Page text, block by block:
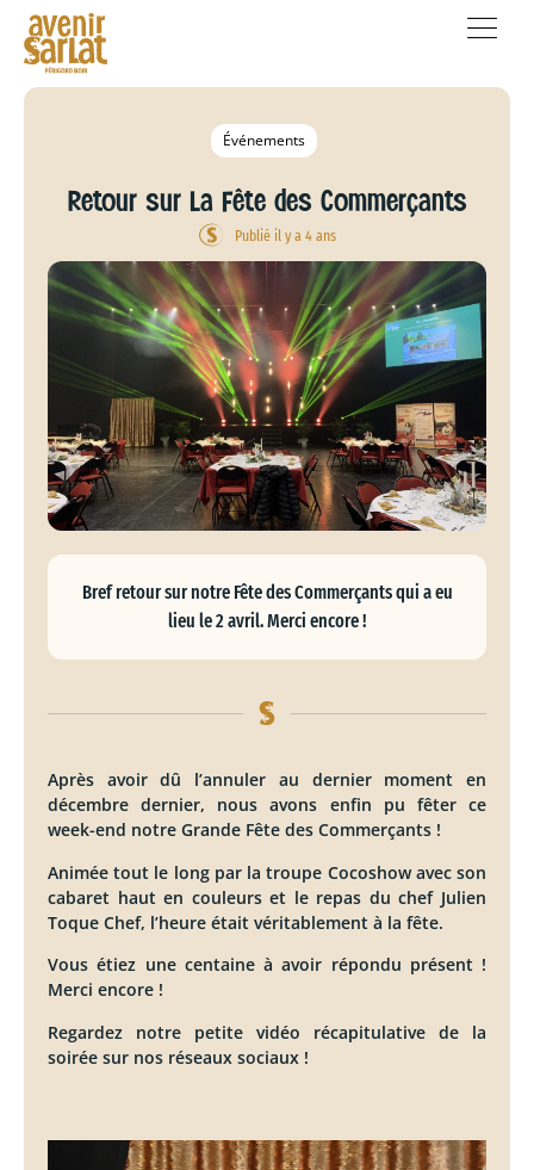
Événements
Retour sur La Fête des Commerçants
Publié il y a 4 ans
Bref retour sur notre Fête des Commerçants qui a eu
lieu le 2 avril. Merci encore !
Après avoir dû l’annuler au dernier moment en
décembre dernier, nous avons enfin pu fêter ce
week-end notre Grande Fête des Commerçants !
Animée tout le long par la troupe Cocoshow avec son
cabaret haut en couleurs et le repas du chef Julien
Toque Chef, l’heure était véritablement à la fête.
Vous étiez une centaine à avoir répondu présent !
Merci encore !
Regardez notre petite vidéo récapitulative de la
soirée sur nos réseaux sociaux !